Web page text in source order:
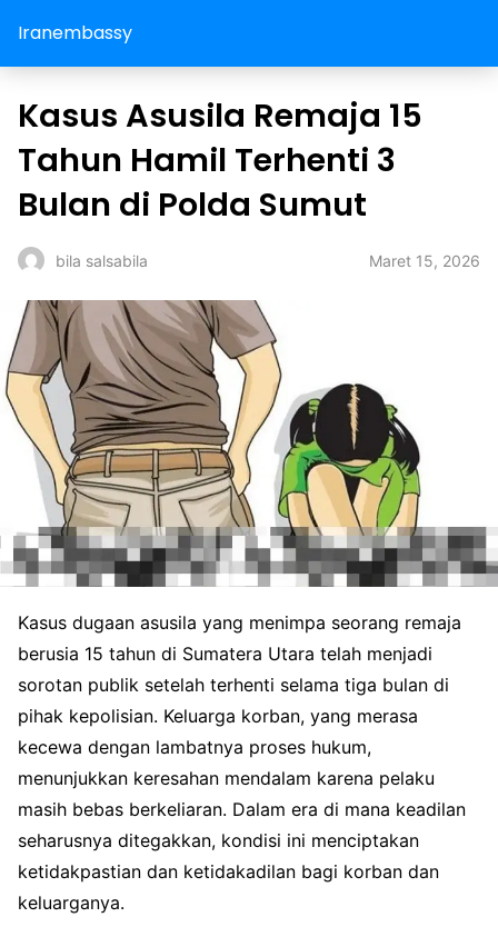
Iranembassy
Kasus Asusila Remaja 15
Tahun Hamil Terhenti 3
Bulan di Polda Sumut
bila salsabila Maret 15, 2026
Kasus dugaan asusila yang menimpa seorang remaja
berusia 15 tahun di Sumatera Utara telah menjadi
sorotan publik setelah terhenti selama tiga bulan di
pihak kepolisian. Keluarga korban, yang merasa
kecewa dengan lambatnya proses hukum,
menunjukkan keresahan mendalam karena pelaku
masih bebas berkeliaran. Dalam era di mana keadilan
seharusnya ditegakkan, kondisi ini menciptakan
ketidakpastian dan ketidakadilan bagi korban dan
keluarganya.